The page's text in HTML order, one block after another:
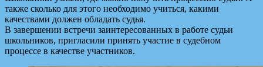
также сколько для этого необходимо учиться, какими
качествами должен обладать судья.
В завершении встречи заинтересованных в работе судьи
школьников, пригласили принять участие в судебном
процессе в качестве участников.